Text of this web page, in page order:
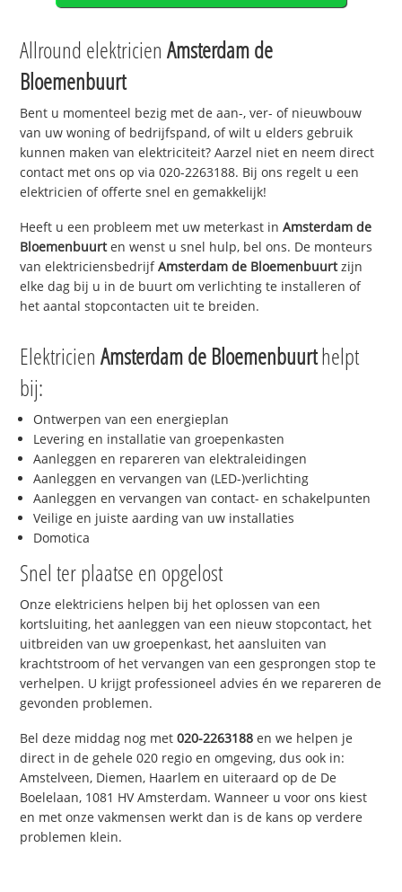
Allround elektricienAmsterdam de
Bloemenbuurt
Bent u momenteel bezig met de aan-, ver- of nieuwbouw
van uw woning of bedrijfspand, of wilt u elders gebruik
kunnen maken van elektriciteit? Aarzel niet en neem direct
contact met ons op via 020-2263188. Bij ons regelt u een
elektricien of offerte snel en gemakkelijk!
Heeft u een probleem met uw meterkast inAmsterdam de
Bloemenbuurten wenst u snel hulp, bel ons. De monteurs
van elektriciensbedrijfAmsterdam de Bloemenbuurtzijn
elke dag bij u in de buurt om verlichting te installeren of
het aantal stopcontacten uit te breiden.
ElektricienAmsterdam de Bloemenbuurthelpt
bij:
Ontwerpen van een energieplan
Levering en installatie van groepenkasten
Aanleggen en repareren van elektraleidingen
Aanleggen en vervangen van (LED-)verlichting
Aanleggen en vervangen van contact- en schakelpunten
Veilige en juiste aarding van uw installaties
Domotica
Snel ter plaatse en opgelost
Onze elektriciens helpen bij het oplossen van een
kortsluiting, het aanleggen van een nieuw stopcontact, het
uitbreiden van uw groepenkast, het aansluiten van
krachtstroom of het vervangen van een gesprongen stop te
verhelpen. U krijgt professioneel advies én we repareren de
gevonden problemen.
Bel deze middag nog met020-2263188 en we helpen je
direct in de gehele 020 regio en omgeving, dus ook in:
Amstelveen, Diemen, Haarlem en uiteraard op de De
Boelelaan, 1081 HV Amsterdam. Wanneer u voor ons kiest
en met onze vakmensen werkt dan is de kans op verdere
problemen klein.